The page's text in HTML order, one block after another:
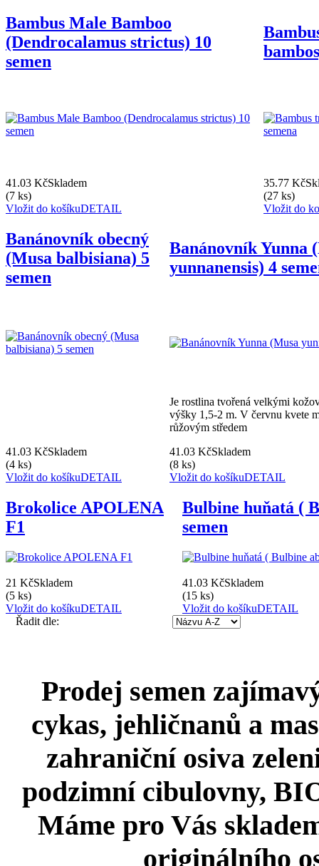
Bambus Male Bamboo
(Dendrocalamus strictus) 10
semen
41.03 KčSkladem
(7 ks)
Vložit do košíkuDETAIL
35.77 Kč
(27 ks)
Vložit do
Banánovník obecný
(Musa balbisiana) 5
semen
Banánovník Yunna
yunnanensis) 4
Je rostlina tvořená velkými
výšky 1,5-2 m. V červnu kvete
růžovým středem
41.03 KčSkladem
(4 ks)
Vložit do košíkuDETAIL
41.03 KčSkladem
(8 ks)
Vložit do košíkuDETAIL
Brokolice APOLENA
F1
Bulbine huňatá (
semen
21 KčSkladem
(5 ks)
Vložit do košíkuDETAIL
41.03 KčSkladem
(15 ks)
Vložit do košíkuDETAIL
Řadit dle:
Prodej semen
cykas, jehličnanů a
zahraniční osiva
podzimní cibulovny,
Máme pro Vás
originálního